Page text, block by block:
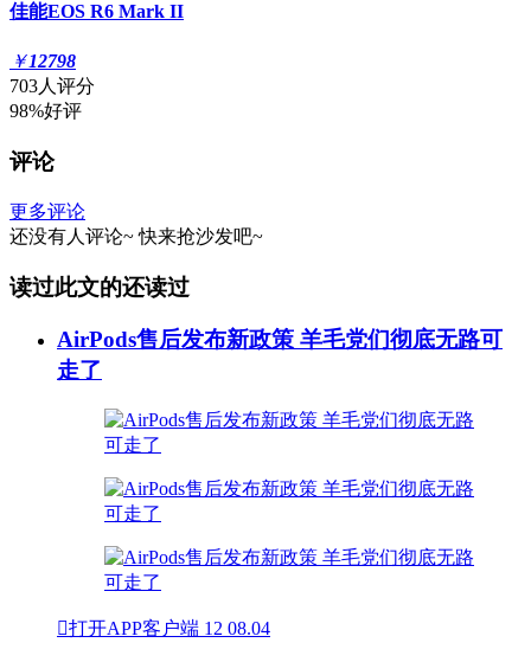
佳能EOS R6 Mark II
￥12798
703人评分
98%好评
评论
更多评论
还没有人评论~ 快来抢沙发吧~
读过此文的还读过
AirPods售后发布新政策 羊毛党们彻底无路可
走了
打开APP客户端 12 08.04